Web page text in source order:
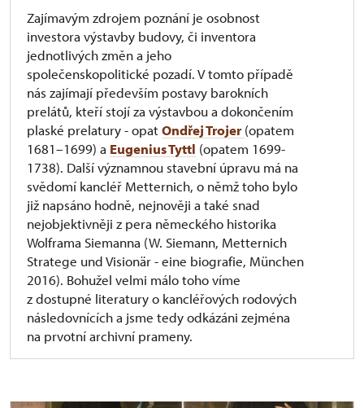
Zajímavým zdrojem poznání je osobnost
investora výstavby budovy, či inventora
jednotlivých změn a jeho
společenskopolitické pozadí. V tomto případě
nás zajímají především postavy barokních
prelátů, kteří stojí za výstavbou a dokončením
plaské prelatury - opatOndřej Trojer (opatem
1681–1699) a Eugenius Tyttl (opatem 1699-
1738). Další významnou stavební úpravu má na
svědomí kancléř Metternich, o němž toho bylo
již napsáno hodně, nejnověji a také snad
nejobjektivněji z pera německého historika
Wolframa Siemanna (W. Siemann, Metternich
Stratege und Visionär - eine biografie, München
2016). Bohužel velmi málo toho víme
z dostupné literatury o kancléřových rodových
následovnících a jsme tedy odkázáni zejména
na prvotní archivní prameny.